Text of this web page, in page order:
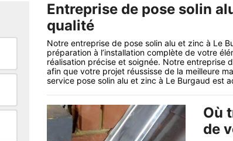
Entreprise de pose solin
qualité
Notre entreprise de pose solin alu et zinc à Le
préparation à l’installation complète de votre
réalisation précise et soignée. Notre
afin que votre projet réussisse de la meilleure
service pose solin alu et zinc à Le Burgaud est
Où
de